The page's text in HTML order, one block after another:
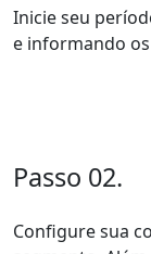
Inicie seu
e informando
Passo 02.
Configure sua